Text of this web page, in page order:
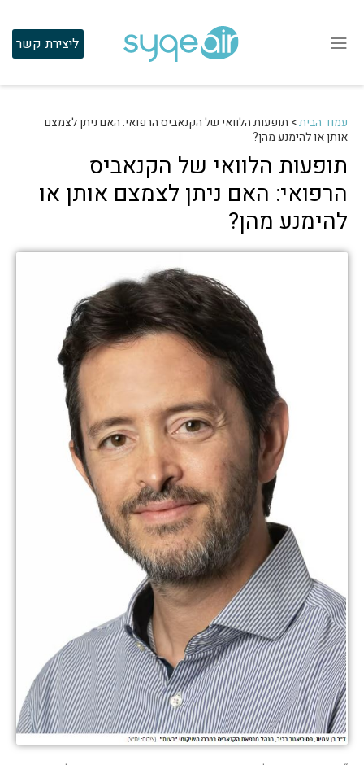
ליצירת קשר
עמוד הבית> תופעות הלוואי של הקנאביס הרפואי: האם ניתן לצמצם
אותן או להימנע מהן?
תופעות הלוואי של הקנאביס
הרפואי: האם ניתן לצמצם אותן או
להימנע מהן?